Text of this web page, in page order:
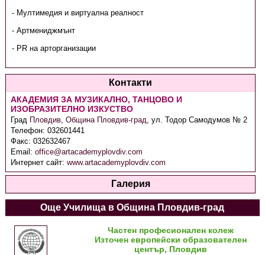
- Мултимедия и виртуална реалност
- Артмениджмънт
- PR на арторганизации
Контакти
АКАДЕМИЯ ЗА МУЗИКАЛНО, ТАНЦОВО И
ИЗОБРАЗИТЕЛНО ИЗКУСТВО
Град Пловдив,Община Пловдив-град,ул. Тодор Самодумов № 2
Телефон:032601441
Факс:032632467
Email:office@artacademyplovdiv.com
Интернет сайт:www.artacademyplovdiv.com
Галерия
Още Училища в Община Пловдив-град
Частен професионален колеж
Източен европейски образователен
център, Пловдив